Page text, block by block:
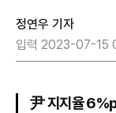
정연우 기자
입력 2023-07-15
尹 지지율 6%p